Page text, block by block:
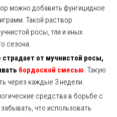
можно добавить фунгицидное
Такой раствор
росы, тли и иных
сезона.
от мучнистой росы,
бордоской смесью. Такую
через каждые 3 недели.
средства в борьбе с
что использовать